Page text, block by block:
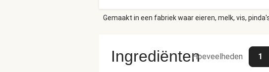
Gemaakt in een fabriek waar eieren, melk, vis,
IngrediëntenHoeveelheden 1